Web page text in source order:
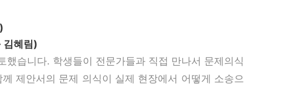
김혜림)
습니다. 학생들이 전문가들과 직접 만나서 문제의식
제안서의 문제 의식이 실제 현장에서 어떻게 소송으